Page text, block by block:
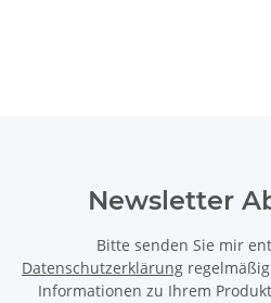
Newsletter
Bitte senden Sie mir
Datenschutzerklärung
Informationen zu Ihrem